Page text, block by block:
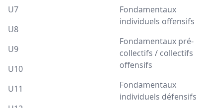
U7
U8
U9
U10
U11
Fondamentaux
individuels offensifs
Fondamentaux pré-
collectifs / collectifs
offensifs
Fondamentaux
individuels défensifs